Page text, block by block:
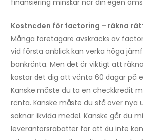
finansiering minskar när din egen
Kostnaden för factoring – räkna
Många företagare avskräcks av
vid första anblick kan verka höga
bankränta. Men det är viktigt att
kostar det dig att vänta 60 dagar på
Kanske måste du ta en checkkredit
ränta. Kanske måste du stå över nya
saknar likvida medel. Kanske går du
leverantörsrabatter för att du inte